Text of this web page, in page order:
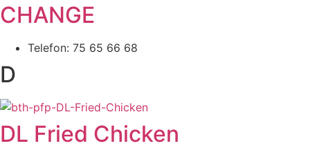
CHANGE
Telefon: 75 65 66 68
D
DL Fried Chicken